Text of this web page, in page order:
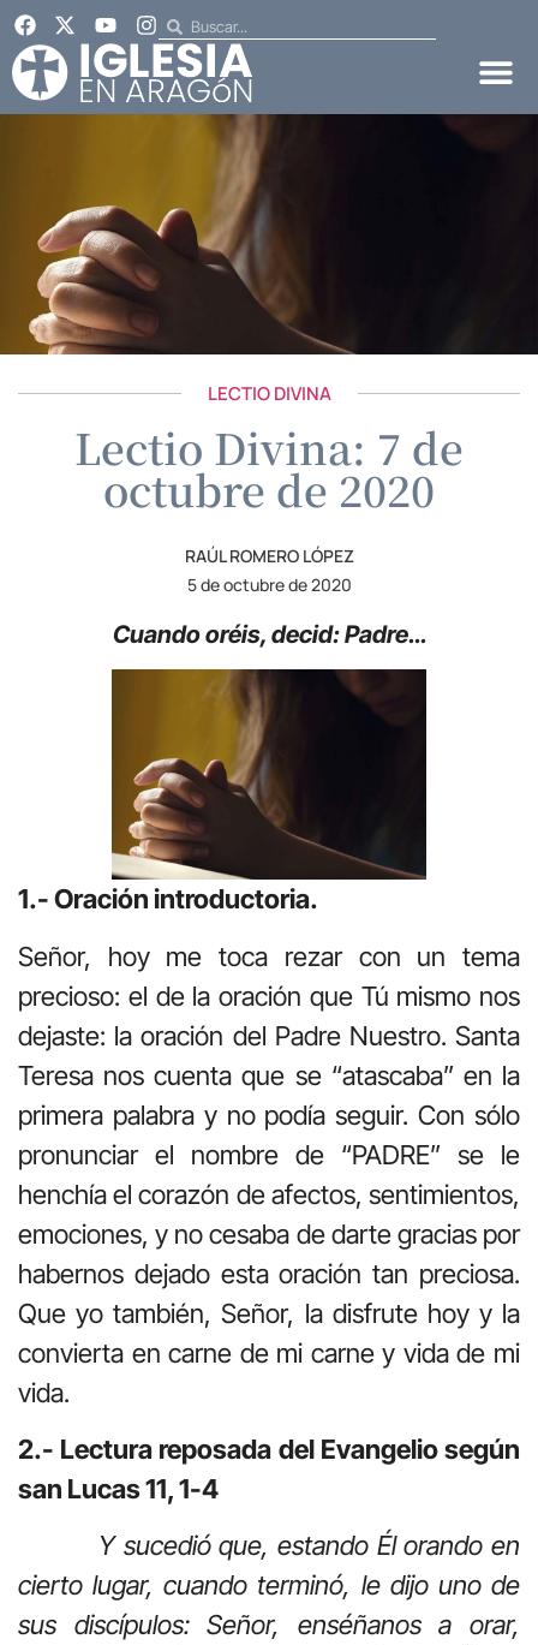
LECTIO DIVINA
Lectio Divina: 7 de
octubre de 2020
RAÚL ROMERO LÓPEZ
5 de octubre de 2020
Cuando oréis, decid: Padre…
1.- Oración introductoria.
Señor, hoy me toca rezar con un tema
precioso: el de la oración que Tú mismo nos
dejaste: la oración del Padre Nuestro. Santa
Teresa nos cuenta que se “atascaba” en la
primera palabra y no podía seguir. Con sólo
pronunciar el nombre de “PADRE” se le
henchía el corazón de afectos, sentimientos,
emociones, y no cesaba de darte gracias por
habernos dejado esta oración tan preciosa.
Que yo también, Señor, la disfrute hoy y la
convierta en carne de mi carne y vida de mi
vida.
2.- Lectura reposada del Evangelio según
san Lucas 11, 1-4
Y sucedió que, estando Él orando en
cierto lugar, cuando terminó, le dijo uno de
sus discípulos: Señor, enséñanos a orar,